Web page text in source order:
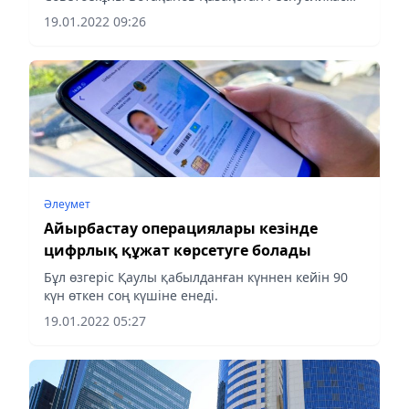
Ішкі істер министрінің орынбасары – Ұлттық
ұланның Бас қолбасшысы лауазымына
19.01.2022 09:26
Әлеумет
Айырбастау операциялары кезінде
цифрлық құжат көрсетуге болады
Бұл өзгеріс Қаулы қабылданған күннен кейін 90
күн өткен соң күшіне енеді.
19.01.2022 05:27